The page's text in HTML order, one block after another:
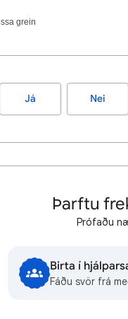
grein
Já Nei
Þarftu
Prófaðu
Birta í
Fáðu svör frá